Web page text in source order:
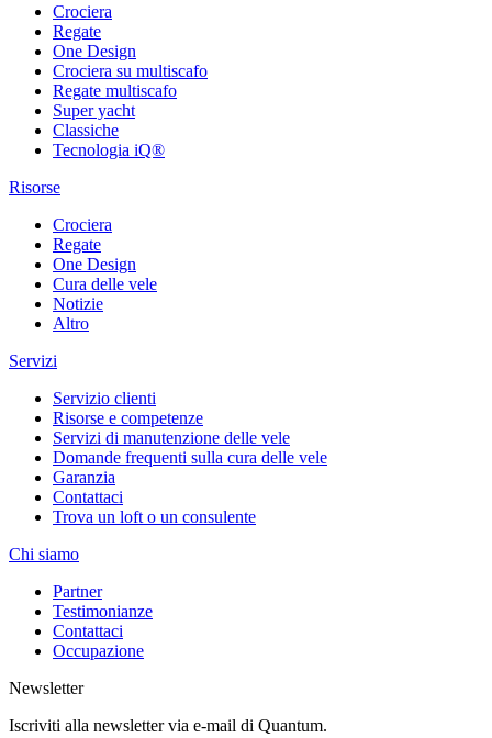
Crociera
Regate
One Design
Crociera su multiscafo
Regate multiscafo
Super yacht
Classiche
Tecnologia iQ®
Risorse
Crociera
Regate
One Design
Cura delle vele
Notizie
Altro
Servizi
Servizio clienti
Risorse e competenze
Servizi di manutenzione delle vele
Domande frequenti sulla cura delle vele
Garanzia
Contattaci
Trova un loft o un consulente
Chi siamo
Partner
Testimonianze
Contattaci
Occupazione
Newsletter
Iscriviti alla newsletter via e-mail di Quantum.